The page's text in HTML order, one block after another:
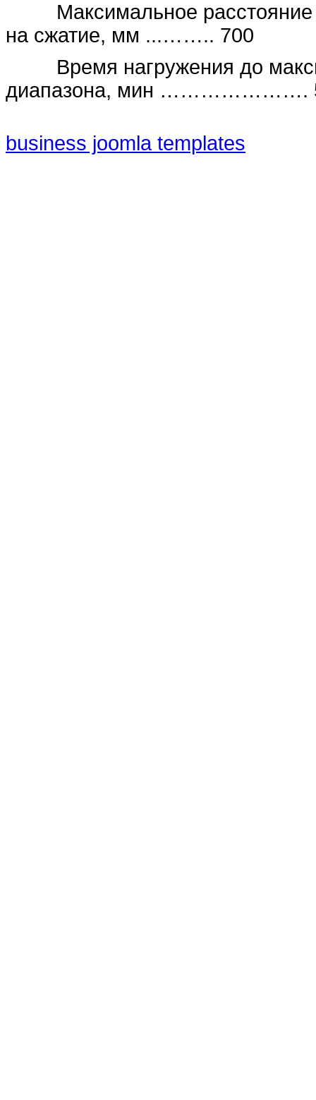
Максимальное
на сжатие, мм ...…….. 700
Время нагружения до
диапазона, мин ………………….
business joomla templates